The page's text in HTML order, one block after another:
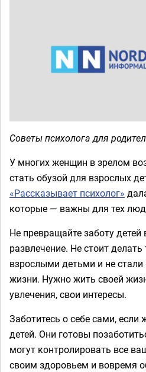
Советы психолога для
У многих женщин в зрелом
стать обузой для взрослых
«Рассказывает психолог»
которые — важны для тех
Не превращайте заботу детей
развлечение. Не стоит
взрослыми детьми и не
жизни. Нужно жить своей
увлечения, свои интересы.
Заботитесь о себе сами, если
детей. Они готовы
могут контролировать все
своим здоровьем и вовремя